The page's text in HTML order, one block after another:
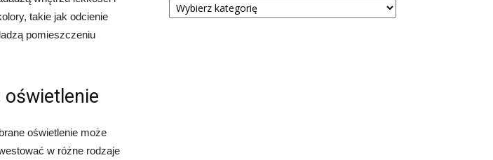
takie jak odcienie
pomieszczeniu
oświetlenie
oświetlenie może
w różne rodzaje